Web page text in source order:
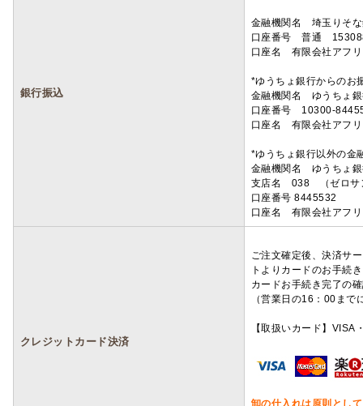
銀行振込
金融機関名 埼玉りそ
口座番号 普通
口座名 有限会社アフ
*ゆうちょ銀行からのお
金融機関名 ゆうちょ
口座番号 10300-
口座名 有限会社アフ
*ゆうちょ銀行以外の金
金融機関名 ゆうちょ
支店名 038 （ゼロサ
口座番号 8445532
口座名 有限会社アフ
クレジットカード決済
ご注文確定後、決済サ
トよりカードのお手続
カードお手続き完了の
（営業日の16：00ま
【取扱いカード】
卸の仕入れは原則とし